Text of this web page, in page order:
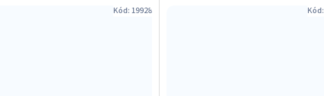
Kód: 19928 Kód: